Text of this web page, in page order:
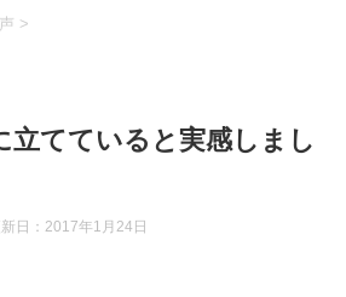
>
立てていると実感しまし
日： 2017年1月24日